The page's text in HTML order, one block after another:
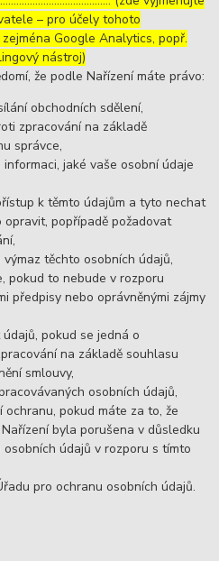
– pro účely tohoto
Google Analytics, popř.
nástroj)
že podle Nařízení máte právo:
obchodních sdělení,
zpracování na základě
správce,
jaké vaše osobní údaje
k těmto údajům a tyto nechat
popřípadě požadovat
těchto osobních údajů,
pokud to nebude v rozporu
předpisy nebo oprávněnými zájmy
pokud se jedná o
na základě souhlasu
smlouvy,
osobních údajů,
ochranu, pokud máte za to, že
byla porušena v důsledku
osobních údajů v rozporu s tímto
pro ochranu osobních údajů.